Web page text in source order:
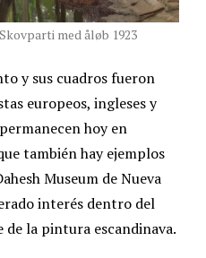
med åløb 1923
y sus cuadros fueron
europeos, ingleses y
hoy en
también hay ejemplos
Museum de Nueva
interés dentro del
la pintura escandinava.